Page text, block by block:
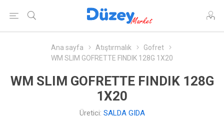
Ana sayfa Atıştırmalık
Gofret
WM SLIM GOFRETTE FINDIK 128G 1X20
WM SLIM GOFRETTE FINDIK 128G
1X20
Üretici: SALDA GIDA